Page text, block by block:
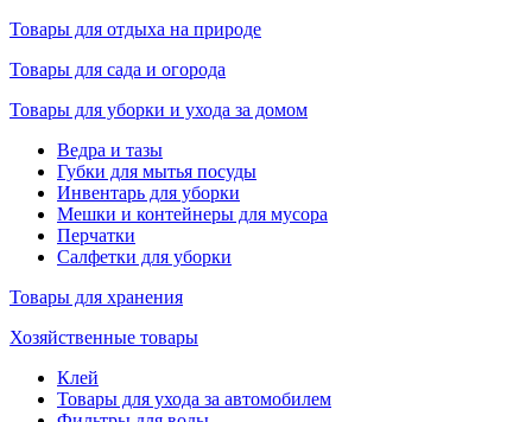
Товары для отдыха на природе
Товары для сада и огорода
Товары для уборки и ухода за домом
Ведра и тазы
Губки для мытья посуды
Инвентарь для уборки
Мешки и контейнеры для мусора
Перчатки
Салфетки для уборки
Товары для хранения
Хозяйственные товары
Клей
Товары для ухода за автомобилем